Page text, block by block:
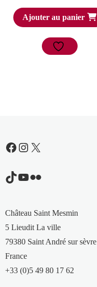
Ajouter au panier
Facebook
Instagram
X
TikTok
YouTube
Flickr
Château Saint Mesmin
5 Lieudit La ville
79380 Saint André sur sèvre
France
+33 (0)5 49 80 17 62